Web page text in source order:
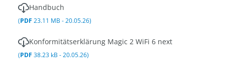
Handbuch
(PDF 23.11 MB - 20.05.26)
Konformitätserklärung Magic 2 WiFi 6 next
(PDF 38.23 kB - 20.05.26)